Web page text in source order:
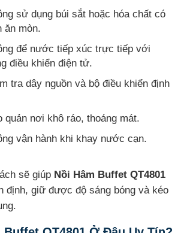
sử dụng búi sắt hoặc hóa chất có
ăn mòn.
để nước tiếp xúc trực tiếp với
điều khiển điện tử.
tra dây nguồn và bộ điều khiển định
quản nơi khô ráo, thoáng mát.
vận hành khi khay nước cạn.
sẽ giúp Nồi Hâm Buffet QT4801
định, giữ được độ sáng bóng và kéo